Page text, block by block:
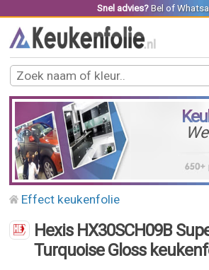
Snel advies? Belof
Effect keukenfolie
Hexis HX30SCH09B
Turquoise Gloss